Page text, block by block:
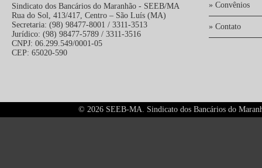
Sindicato dos Bancários do Maranhão - SEEB/MA
Rua do Sol, 413/417, Centro – São Luís (MA)
Secretaria: (98) 98477-8001 / 3311-3513
Jurídico: (98) 98477-5789 / 3311-3516
CNPJ: 06.299.549/0001-05
CEP: 65020-590
» Convênios
» Contato
© 2026 SEEB-MA. Sindicato dos Bancários do